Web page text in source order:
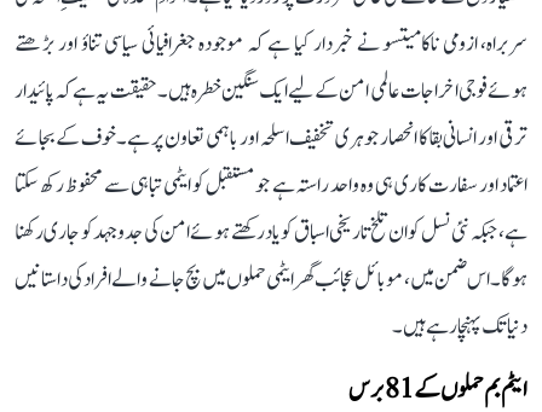
سربراہ، ازومی ناکامیتسو نے خبردار کیا ہے کہ موجودہ جغرافیائی سیاسی تناؤ اور بڑھتے
ہوئے فوجی اخراجات عالمی امن کے لیے ایک سنگین خطرہ ہیں۔ حقیقت یہ ہے کہ پائیدار
ترقی اور انسانی بقا کا انحصار جوہری تخفیف اسلحہ اور باہمی تعاون پر ہے۔ خوف کے بجائے
اعتماد اور سفارت کاری ہی وہ واحد راستہ ہے جو مستقبل کو ایٹمی تباہی سے محفوظ رکھ سکتا
ہے، جبکہ نئی نسل کو ان تلخ تاریخی اسباق کو یاد رکھتے ہوئے امن کی جدوجہد کو جاری رکھنا
ہوگا۔ اس ضمن میں، موبائل عجائب گھر ایٹمی حملوں میں بچ جانے والے افراد کی داستانیں
دنیا تک پہنچا رہے ہیں۔
ایٹم بم حملوں کے 81 برس